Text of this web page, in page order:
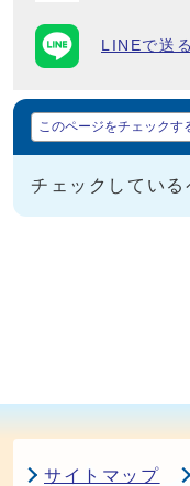
LINEで送る
マイページ
このページをチェックす
チェックしてい
サイトマップ